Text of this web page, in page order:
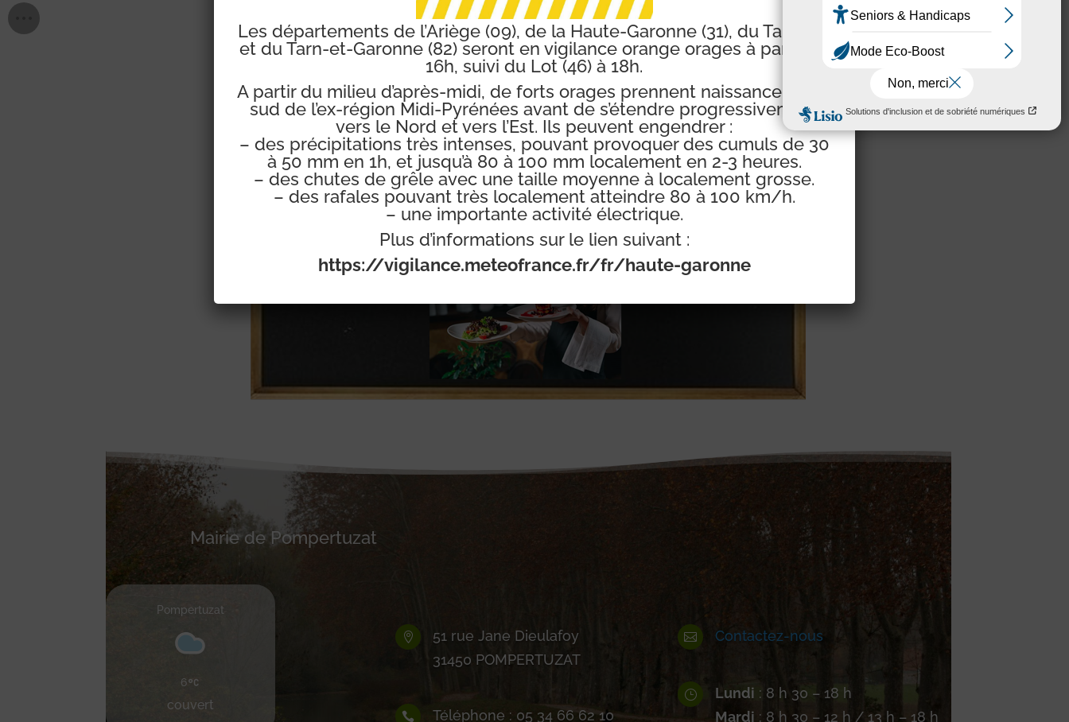
Mairie de Pompertuzat
Pompertuzat
6
couvert

51 rue Jane Dieulafoy
31450 POMPERTUZAT
 Téléphone : 05 34 66 62 10
 Contactez-nous
} Lundi : 8 h 30 – 18 h
Mardi : 8 h 30 – 12 h / 13 h – 18 h
Les départements de l’Ariège (09), de la Haute-Garonne (31), du Tarn (81)
et du Tarn-et-Garonne (82) seront en vigilance orange orages à partir de
16h, suivi du Lot (46) à 18h.
A partir du milieu d’après-midi, de forts orages prennent naissance sur le
sud de l’ex-région Midi-Pyrénées avant de s’étendre progressivement
vers le Nord et vers l’Est. Ils peuvent engendrer :
– des précipitations très intenses, pouvant provoquer des cumuls de 30
à 50 mm en 1h, et jusqu’à 80 à 100 mm localement en 2-3 heures.
– des chutes de grêle avec une taille moyenne à localement grosse.
– des rafales pouvant très localement atteindre 80 à 100 km/h.
– une importante activité électrique.
Plus d’informations sur le lien suivant :
https://vigilance.meteofrance.fr/fr/haute-garonne